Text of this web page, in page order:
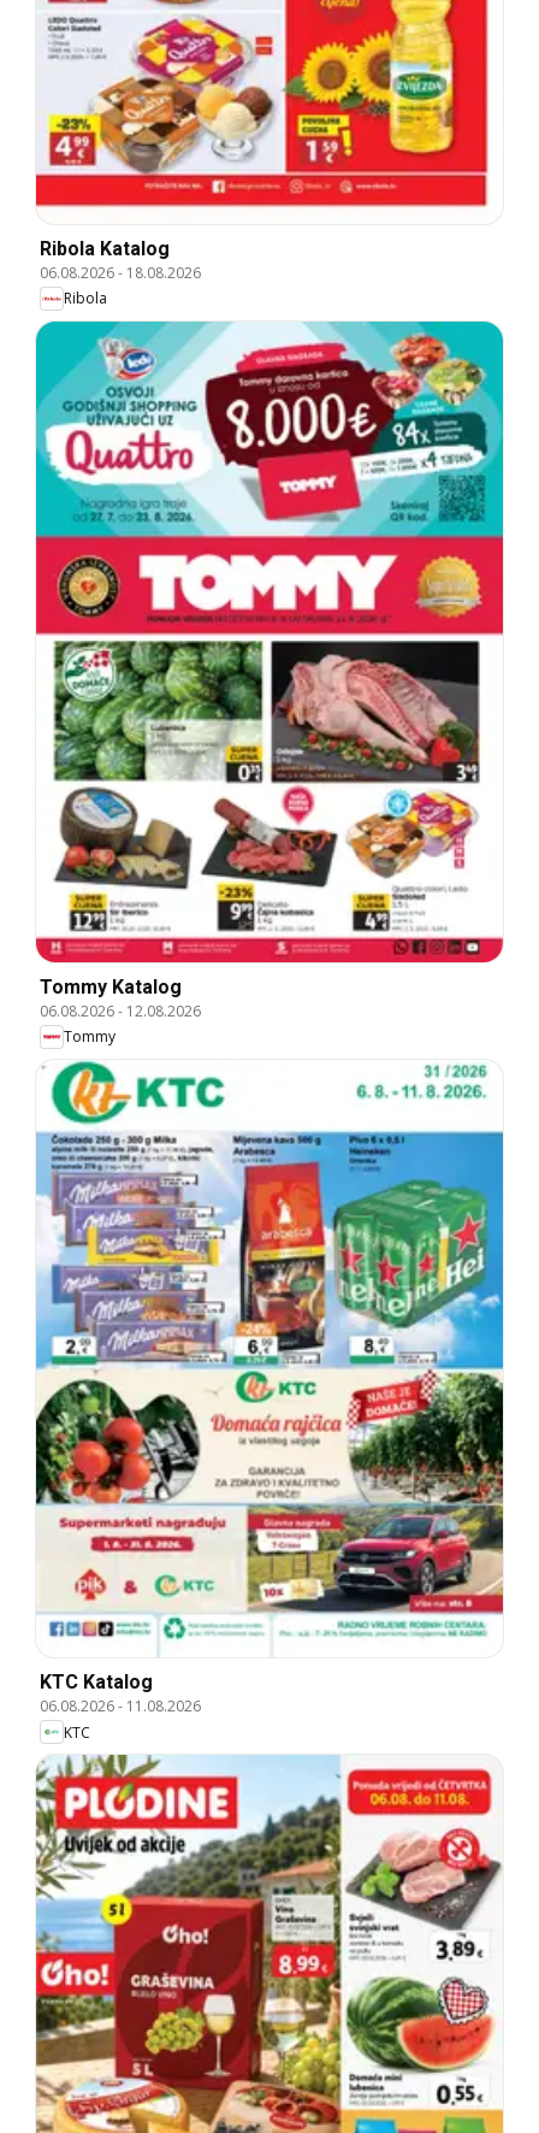
Ribola Katalog
06.08.2026- 18.08.2026
Ribola
Tommy Katalog
06.08.2026- 12.08.2026
Tommy
KTC Katalog
06.08.2026- 11.08.2026
KTC